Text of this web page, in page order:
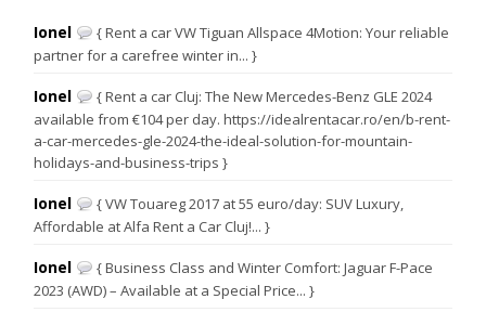
Ionel
{ Rent a car VW Tiguan Allspace 4Motion: Your reliable
partner for a carefree winter in... }
Ionel
{ Rent a car Cluj: The New Mercedes-Benz GLE 2024
available from €104 per day. https://idealrentacar.ro/en/b-rent-
a-car-mercedes-gle-2024-the-ideal-solution-for-mountain-
holidays-and-business-trips }
Ionel
{ VW Touareg 2017 at 55 euro/day: SUV Luxury,
Affordable at Alfa Rent a Car Cluj!... }
Ionel
{ Business Class and Winter Comfort: Jaguar F-Pace
2023 (AWD) – Available at a Special Price... }